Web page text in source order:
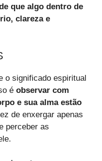
que algo dentro de
clareza e
o significado espiritual
é observar com
e sua alma estão
de enxergar apenas
perceber as